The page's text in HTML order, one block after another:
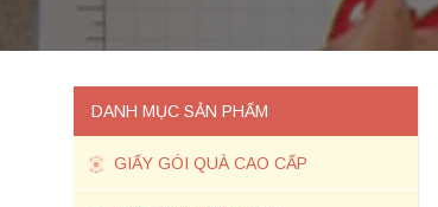
DANH MỤC SẢN PHẨM
GIẤY GÓI QUÀ CAO CẤP